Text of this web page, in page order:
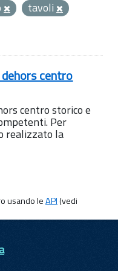
tavoli
centro
centro storico e
Per
realizzato la
usando leAPI(vedi